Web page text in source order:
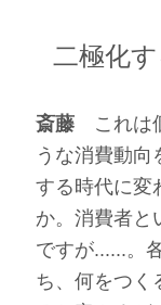
二極化
斎藤これは個
うな消費動向
する時代に変
か。消費者と
ですが......。
ち、何をつく